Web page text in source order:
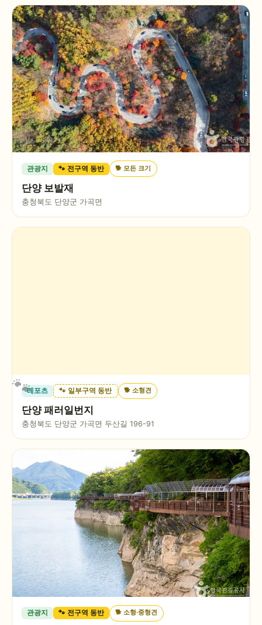
관광지 🐾 전구역 동반 🐕 모든 크기
단양 보발재
충청북도 단양군 가곡면
레포츠 🐾 일부구역 동반 🐕 소형견
단양 패러일번지
충청북도 단양군 가곡면 두산길 196-91
관광지 🐾 전구역 동반 🐕소형·중형견